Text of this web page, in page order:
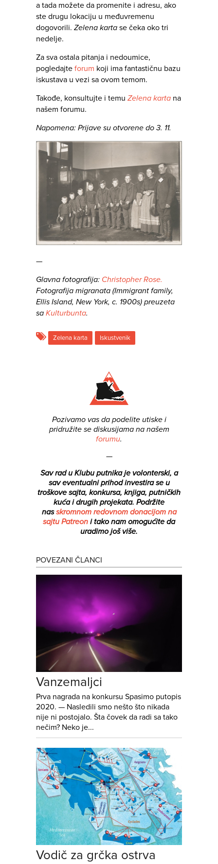
a tada možete da promenite i adresu, ako
ste drugu lokaciju u međuvremenu
dogovorili. Zelena karta se čeka oko tri
nedelje.
Za sva ostala pitanja i nedoumice,
pogledajte forum koji ima fantastičnu bazu
iskustava u vezi sa ovom temom.
Takođe, konsultujte i temu Zelena karta na
našem forumu.
Napomena: Prijave su otvorene do 3. 11.
—
Glavna fotografija: Christopher Rose.
Fotografija migranata (Immigrant family,
Ellis Island, New York, c. 1900s) preuzeta
sa Kulturbunta.
Zelena karta Iskustvenik
Pozivamo vas da podelite utiske i
pridružite se diskusijama na našem
forumu.
—
Sav rad u Klubu putnika je volonterski, a
sav eventualni prihod investira se u
troškove sajta, konkursa, knjiga, putničkih
kuća i drugih projekata. Podržite
nasskromnom redovnom donacijom na
sajtu Patreon i tako nam omogućite da
uradimo još više.
POVEZANI ČLANCI
Vanzemaljci
Prva nagrada na konkursu Spasimo putopis
2020. — Nasledili smo nešto što nikada
nije ni postojalo. Šta čovek da radi sa tako
nečim? Neko je...
Vodič za grčka ostrva